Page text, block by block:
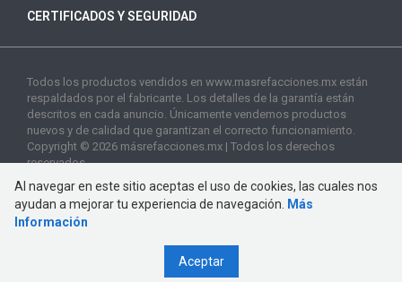
CERTIFICADOS Y SEGURIDAD
Todos los productos vendidos en www.masrefacciones.mx están
respaldados por el fabricante. Los detalles de la garantía están
descritos en cada anuncio. Únicamente vendemos productos
nuevos y de calidad que garantizan el correcto funcionamiento.
Copyright © 2026 másrefacciones.mx | Todos los derechos
reservados
Al navegar en este sitio aceptas el uso de cookies, las cuales nos
ayudan a mejorar tu experiencia de navegación.
Más
Información
Aceptar